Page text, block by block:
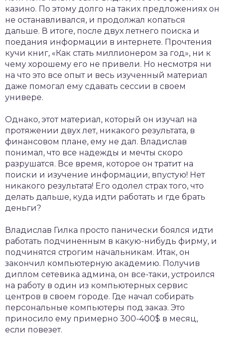
казино. По этому долго на таких предложениях он
не останавливался, и продолжал копаться
дальше. В итоге, после двух летнего поиска и
поедания информации в интернете. Прочтения
кучи книг, «Как стать миллионером за год», ни к
чему хорошему его не привели. Но несмотря ни
на что это все опыт и весь изученный материал
даже помогал ему сдавать сессии в своем
универе.
Однако, этот материал, который он изучал на
протяжении двух лет, никакого результата, в
финансовом плане, ему не дал. Владислав
понимал, что все надежды и мечты скоро
разрушатся. Все время, которое он тратит на
поиски и изучение информации, впустую! Нет
никакого результата! Его одолел страх того, что
делать дальше, куда идти работать и где брать
деньги?
Владислав Гилка просто панически боялся идти
работать подчиненным в какую-нибудь фирму, и
подчинятся строгим начальникам. Итак, он
закончил компьютерную академию. Получив
диплом сетевика админа, он все-таки, устроился
на работу в один из компьютерных сервис
центров в своем городе. Где начал собирать
персональные компьютеры под заказ. Это
приносило ему примерно 300-400$ в месяц,
если повезет.